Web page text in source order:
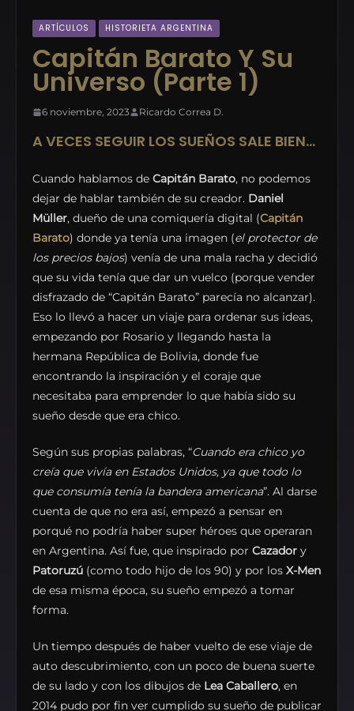
ARTÍCULOS HISTORIETA ARGENTINA
Capitán Barato Y Su
Universo (Parte 1)
6 noviembre, 2023 Ricardo Correa D.
A VECES SEGUIR LOS SUEÑOS SALE BIEN…
Cuando hablamos de Capitán Barato, no podemos
dejar de hablar también de su creador. Daniel
Müller, dueño de una comiquería digital (Capitán
Barato) donde ya tenía una imagen (el protector de
los precios bajos) venía de una mala racha y decidió
que su vida tenía que dar un vuelco (porque vender
disfrazado de “Capitán Barato” parecía no alcanzar).
Eso lo llevó a hacer un viaje para ordenar sus ideas,
empezando por Rosario y llegando hasta la
hermana República de Bolivia, donde fue
encontrando la inspiración y el coraje que
necesitaba para emprender lo que había sido su
sueño desde que era chico.
Según sus propias palabras, “Cuando era chico yo
creía que vivía en Estados Unidos, ya que todo lo
que consumía tenía la bandera americana”. Al darse
cuenta de que no era así, empezó a pensar en
porqué no podría haber super héroes que operaran
en Argentina. Así fue, que inspirado por Cazador y
Patoruzú (como todo hijo de los 90) y por los X-Men
de esa misma época, su sueño empezó a tomar
forma.
Un tiempo después de haber vuelto de ese viaje de
auto descubrimiento, con un poco de buena suerte
de su lado y con los dibujos de Lea Caballero, en
2014 pudo por fin ver cumplido su sueño de publicar